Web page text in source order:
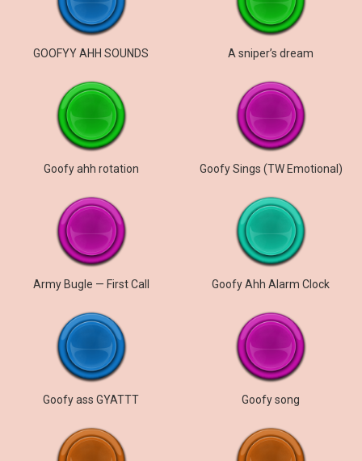
GOOFYY AHH SOUNDS A sniper’s dream
Goofy ahh rotation Goofy Sings (TW Emotional)
Army Bugle — First Call Goofy Ahh Alarm Clock
Goofy ass GYATTT Goofy song